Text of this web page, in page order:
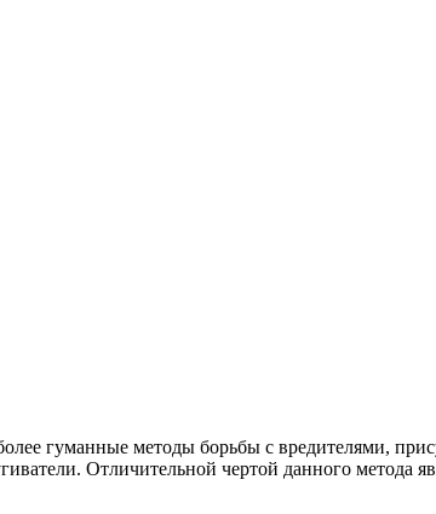
гуманные методы борьбы с вредителями,
Отличительной чертой данного метода